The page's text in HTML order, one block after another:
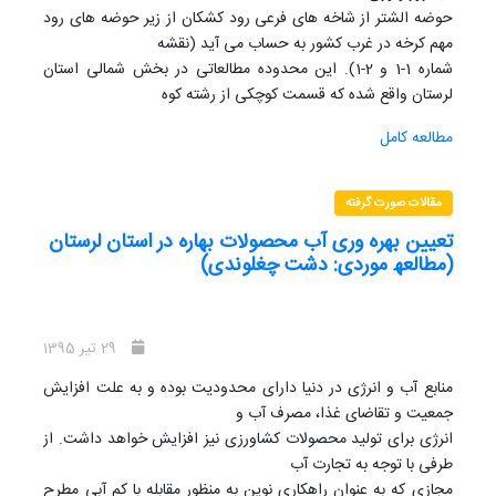
حوضه الشتر از شاخه های فرعی رود کشکان از زیر حوضه های رود
مهم کرخه در غرب کشور به حساب می آید (نقشه
شماره 1-1 و 2-1). این محدوده مطالعاتی در بخش شمالی استان
لرستان واقع شده که قسمت کوچکی از رشته کوه
درجه و 39 دقیقه و 7 ثانیه تا 34 درجه و 0 دقیقه و
و 31 دقیقه و 9 ثانیه طول جغرافیایی شرقی می
باشد. قسمت عمده رخنمون منطقه در حوضه الشتر را کوهها و تپه
ها تشکیل داده است .از نظر تقسیمات هیدرولوژیک
این محدوده با کد 2210 شامل حوضه آبریز رودخانه آب الشتر با کد
159 کیلومتر مربع است. از این مقدار 93.61 کیلومتر مربع جهت
محدوده بیلان در نظر گرفته شده است .
مطالعه کامل
مقالات صورت گرفته
تعیین بھره وری آب محصولات بھاره در استان لرستان
(مطالعھ موردی: دشت چغلوندی)
منابع آب و انرژی در دنیا دارای محدودیت بوده و به علت افزایش
جمعیت و تقاضای غذا، مصرف آب و
انرژی برای تولید محصولات کشاورزی نیز افزایش خواهد داشت. از
طرفی با توجه به تجارت آب
مجازی که به عنوان راهکاری نوین به منظور مقابله با کم آبی مطرح